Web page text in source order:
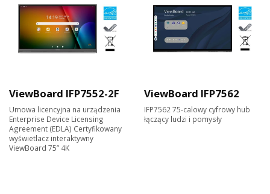
ViewBoard IFP7552-2F
Umowa licencyjna na urządzenia
Enterprise Device Licensing
Agreement (EDLA) Certyfikowany
wyświetlacz interaktywny
ViewBoard 75” 4K
ViewBoard IFP7562
IFP7562 75-calowy cyfrowy hub
łączący ludzi i pomysły